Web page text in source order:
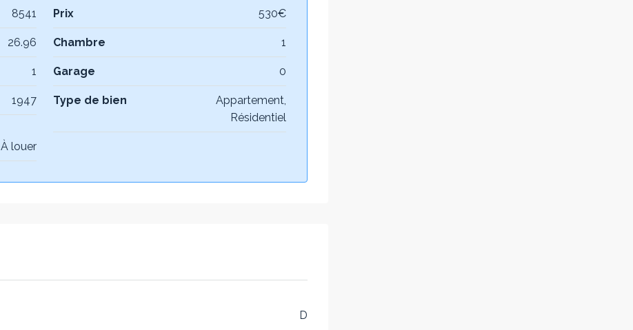
8541 Prix 530€
26.96 Chambre 1
1 Garage 0
1947 Type de bien
Appartement,
Résidentiel
À louer
D